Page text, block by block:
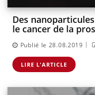
Des
le cancer de la
Publié le 28.08.2019 |
LIRE L'ARTICLE